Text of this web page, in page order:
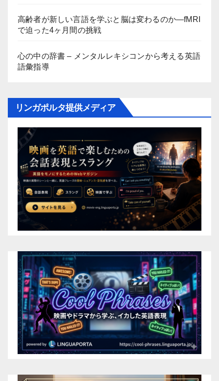
高齢者が新しい言語を学ぶと脳は変わるのか―fMRI
で迫った4ヶ月間の挑戦
心の中の辞書 – メンタルレキシコンから考える英語
語彙指導
リンガポルタ提供メディア